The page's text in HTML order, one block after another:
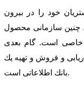
خود را در بیرون
چنین سازمانی محصول
خاصی است. گام بعدی
و فروش و تهیه یك
بانك اطلاعاتی است.